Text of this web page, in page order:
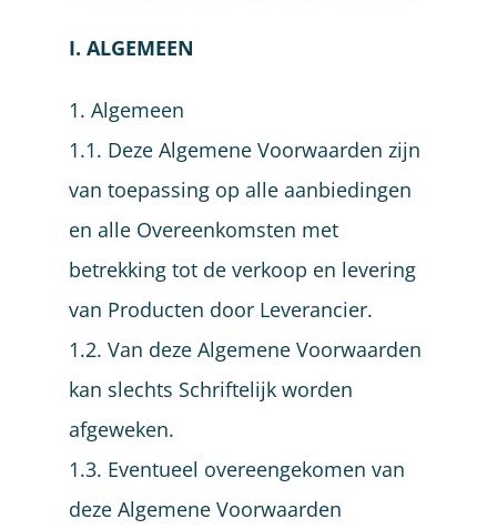
I. ALGEMEEN
1. Algemeen
1.1. Deze Algemene Voorwaarden zijn
van toepassing op alle aanbiedingen
en alle Overeenkomsten met
betrekking tot de verkoop en levering
van Producten door Leverancier.
1.2. Van deze Algemene Voorwaarden
kan slechts Schriftelijk worden
afgeweken.
1.3. Eventueel overeengekomen van
deze Algemene Voorwaarden